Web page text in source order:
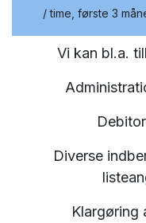
/ time, første 3
Vi kan bl.a.
Diverse
Klargøring